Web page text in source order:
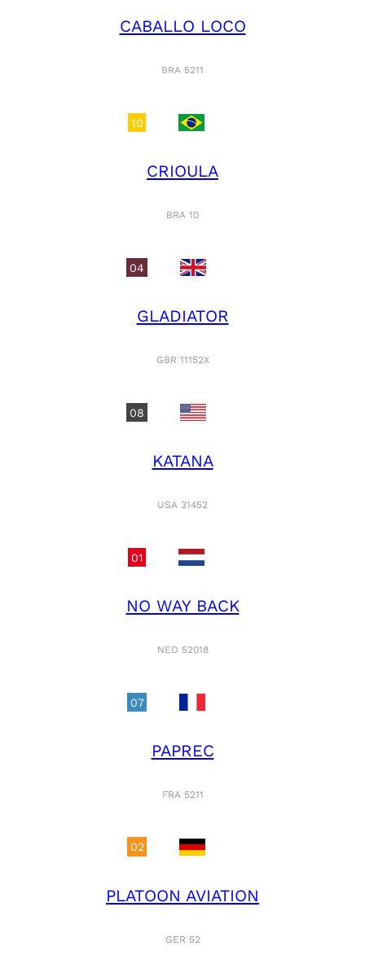
CABALLO LOCO
BRA 5211
10
CRIOULA
BRA 10
04
GLADIATOR
GBR 11152X
08
KATANA
USA 31452
01
NO WAY BACK
NED 52018
07
PAPREC
FRA 5211
02
PLATOON AVIATION
GER 52